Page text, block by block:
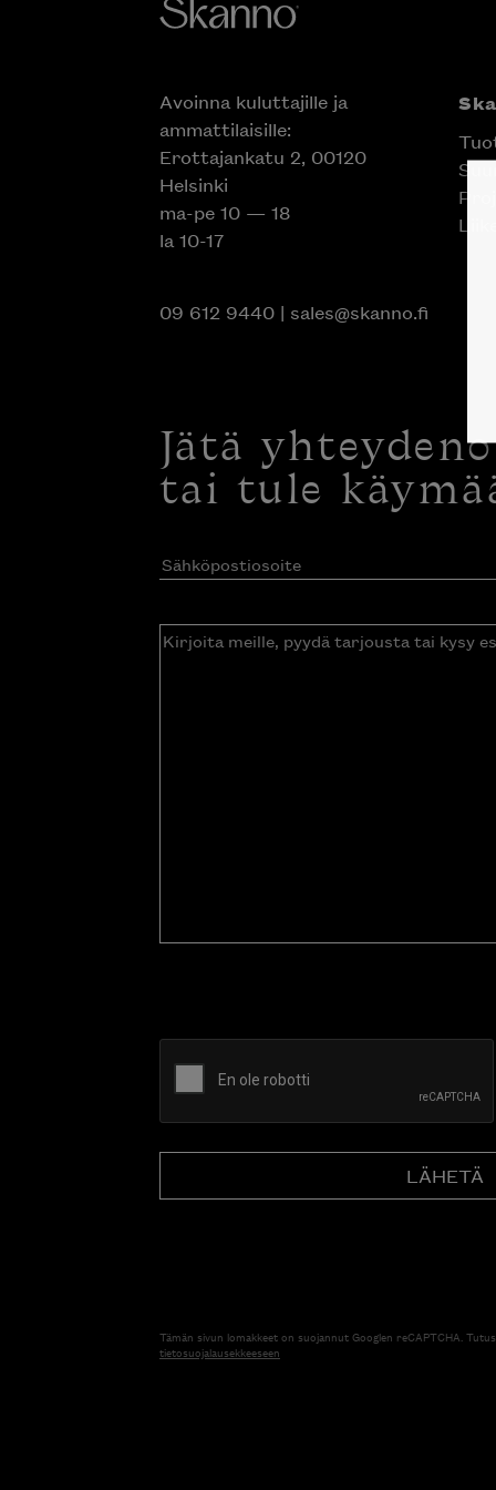
Avoinna kuluttajille ja
ammattilaisille:
Erottajankatu 2, 00120
Helsinki
ma-pe 10 — 18
la 10-17
09 612 9440| sales@skanno.fi
Jätä
tai tule
Sähköpostiosoite(Pakollinen)
Kirjoita
Tämän sivun lomakkeet on suojannut Googlen reCAPTCHA.
tietosuojalausekkeeseen